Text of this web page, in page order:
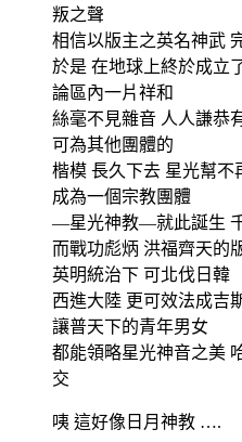
叛之聲
相信以版主之英名神武
於是 在地球上終於成立
論區內一片祥和
絲毫不見雜音 人人謙恭
可為其他團體的
楷模 長久下去 星光幫不
成為一個宗教團體
—星光神教—就此誕生
而戰功彪炳 洪福齊天的
英明統治下 可北伐日韓
西進大陸 更可效法成吉
讓普天下的青年男女
都能領略星光神音之美
交
咦 這好像日月神教 ….